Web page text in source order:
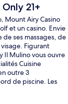
21+
Mount Airy Casino
et un casino. Envie
ses massages, de
Figurant
Il Mulino vous ouvre
Cuisine
outre 3
de piscine. Les
la literie de